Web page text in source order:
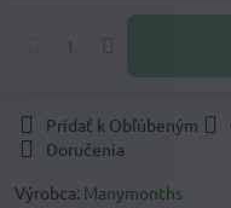
Pridať k Obľúbeným
Doručenia
Výrobca: Manymonths